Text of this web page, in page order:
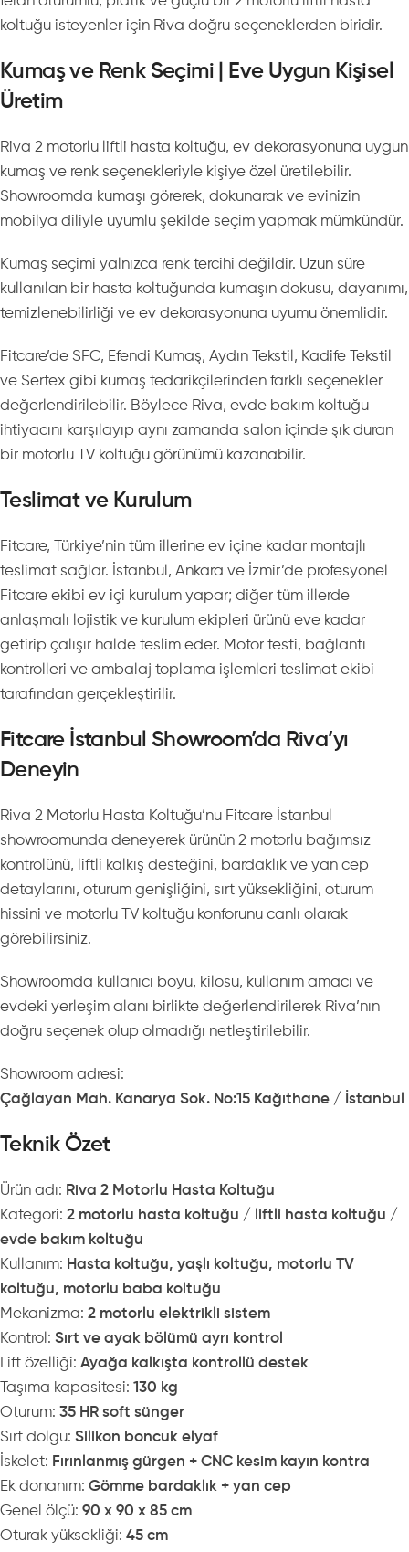
koltuğu isteyenler için Riva doğru seçeneklerden biridir.
Kumaş ve Renk Seçimi | Eve Uygun Kişisel
Üretim
Riva 2 motorlu liftli hasta koltuğu, ev dekorasyonuna uygun
kumaş ve renk seçenekleriyle kişiye özel üretilebilir.
Showroomda kumaşı görerek, dokunarak ve evinizin
mobilya diliyle uyumlu şekilde seçim yapmak mümkündür.
Kumaş seçimi yalnızca renk tercihi değildir. Uzun süre
kullanılan bir hasta koltuğunda kumaşın dokusu, dayanımı,
temizlenebilirliği ve ev dekorasyonuna uyumu önemlidir.
Fitcare’de SFC, Efendi Kumaş, Aydın Tekstil, Kadife Tekstil
ve Sertex gibi kumaş tedarikçilerinden farklı seçenekler
değerlendirilebilir. Böylece Riva, evde bakım koltuğu
ihtiyacını karşılayıp aynı zamanda salon içinde şık duran
bir motorlu TV koltuğu görünümü kazanabilir.
Teslimat ve Kurulum
Fitcare, Türkiye’nin tüm illerine ev içine kadar montajlı
teslimat sağlar. İstanbul, Ankara ve İzmir’de profesyonel
Fitcare ekibi ev içi kurulum yapar; diğer tüm illerde
anlaşmalı lojistik ve kurulum ekipleri ürünü eve kadar
getirip çalışır halde teslim eder. Motor testi, bağlantı
kontrolleri ve ambalaj toplama işlemleri teslimat ekibi
tarafından gerçekleştirilir.
Fitcare İstanbul Showroom’da Riva’yı
Deneyin
Riva 2 Motorlu Hasta Koltuğu’nu Fitcare İstanbul
showroomunda deneyerek ürünün 2 motorlu bağımsız
kontrolünü, liftli kalkış desteğini, bardaklık ve yan cep
detaylarını, oturum genişliğini, sırt yüksekliğini, oturum
hissini ve motorlu TV koltuğu konforunu canlı olarak
görebilirsiniz.
Showroomda kullanıcı boyu, kilosu, kullanım amacı ve
evdeki yerleşim alanı birlikte değerlendirilerek Riva’nın
doğru seçenek olup olmadığı netleştirilebilir.
Showroom adresi:
Çağlayan Mah. Kanarya Sok. No:15 Kağıthane / İstanbul
Teknik Özet
Ürün adı: Riva 2 Motorlu Hasta Koltuğu
Kategori: 2 motorlu hasta koltuğu / liftli hasta koltuğu /
evde bakım koltuğu
Kullanım: Hasta koltuğu, yaşlı koltuğu, motorlu TV
koltuğu, motorlu baba koltuğu
Mekanizma: 2 motorlu elektrikli sistem
Kontrol: Sırt ve ayak bölümü ayrı kontrol
Lift özelliği: Ayağa kalkışta kontrollü destek
Taşıma kapasitesi: 130 kg
Oturum: 35 HR soft sünger
Sırt dolgu: Silikon boncuk elyaf
İskelet: Fırınlanmış gürgen + CNC kesim kayın kontra
Ek donanım: Gömme bardaklık + yan cep
Genel ölçü: 90 x 90 x 85 cm
Oturak yüksekliği: 45 cm